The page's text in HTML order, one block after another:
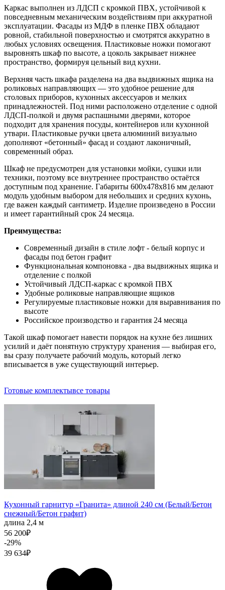
Каркас выполнен из ЛДСП с кромкой ПВХ, устойчивой к
повседневным механическим воздействиям при аккуратной
эксплуатации. Фасады из МДФ в пленке ПВХ обладают
ровной, стабильной поверхностью и смотрятся аккуратно в
любых условиях освещения. Пластиковые ножки помогают
выровнять шкаф по высоте, а цоколь закрывает нижнее
пространство, формируя цельный вид кухни.
Верхняя часть шкафа разделена на два выдвижных ящика на
роликовых направляющих — это удобное решение для
столовых приборов, кухонных аксессуаров и мелких
принадлежностей. Под ними расположено отделение с одной
ЛДСП-полкой и двумя распашными дверями, которое
подходит для хранения посуды, контейнеров или кухонной
утвари. Пластиковые ручки цвета алюминий визуально
дополняют «бетонный» фасад и создают лаконичный,
современный образ.
Шкаф не предусмотрен для установки мойки, сушки или
техники, поэтому все внутреннее пространство остаётся
доступным под хранение. Габариты 600x478x816 мм делают
модуль удобным выбором для небольших и средних кухонь,
где важен каждый сантиметр. Изделие произведено в России
и имеет гарантийный срок 24 месяца.
Преимущества:
Современный дизайн в стиле лофт - белый корпус и
фасады под бетон графит
Функциональная компоновка - два выдвижных ящика и
отделение с полкой
Устойчивый ЛДСП-каркас с кромкой ПВХ
Удобные роликовые направляющие ящиков
Регулируемые пластиковые ножки для выравнивания по
высоте
Российское производство и гарантия 24 месяца
Такой шкаф помогает навести порядок на кухне без лишних
усилий и даёт понятную структуру хранения — выбирая его,
вы сразу получаете рабочий модуль, который легко
вписывается в уже существующий интерьер.
Готовые комплектывсе товары
Кухонный гарнитур «Гранита» длиной 240 см (Белый/Бетон
снежный/Бетон графит)
длина 2,4 м
56 200₽
-29%
39 634₽